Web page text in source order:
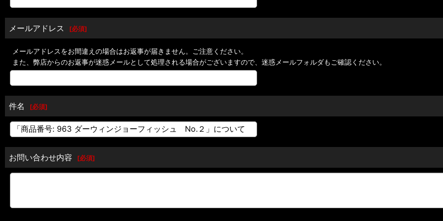
メールアドレス [必須]
メールアドレスをお間違えの場合はお返事が届きません。ご注意ください。
また、弊店からのお返事が迷惑メールとして処理される場合がございますので、迷惑メールフォルダもご確認ください。
件名 [必須]
お問い合わせ内容 [必須]